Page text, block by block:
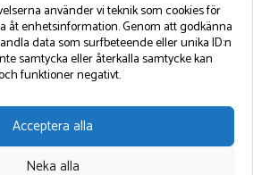
använder vi teknik som cookies för
åt enhetsinformation. Genom att godkänna
data som surfbeteende eller unika ID:n
samtycka eller återkalla samtycke kan
funktioner negativt.
Acceptera alla
Neka alla
Följ oss på: